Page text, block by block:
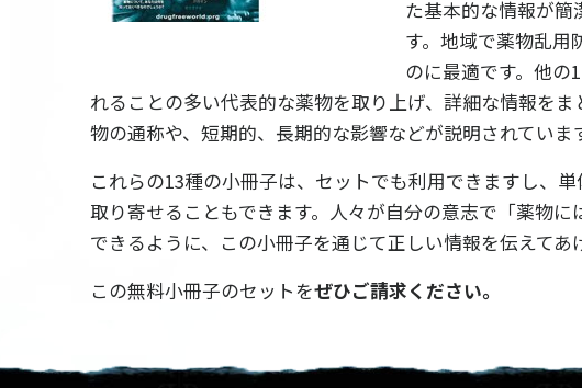
た基本的な情報が簡
す。 地域で薬物乱用
のに最適です。他の
れることの多い代表的な薬物を取り上げ、詳細な情報をま
物の通称や、短期的、長期的な影響などが説明されていま
これらの13種の小冊子は、セットでも利用できますし、
取り寄せることもできます。人々が自分の意志で「薬物に
できるように、この小冊子を通じて正しい情報を伝えてあ
この無料小冊子のセットをぜひご請求ください。